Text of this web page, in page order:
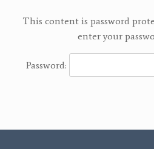
This content is password
enter your
Password: